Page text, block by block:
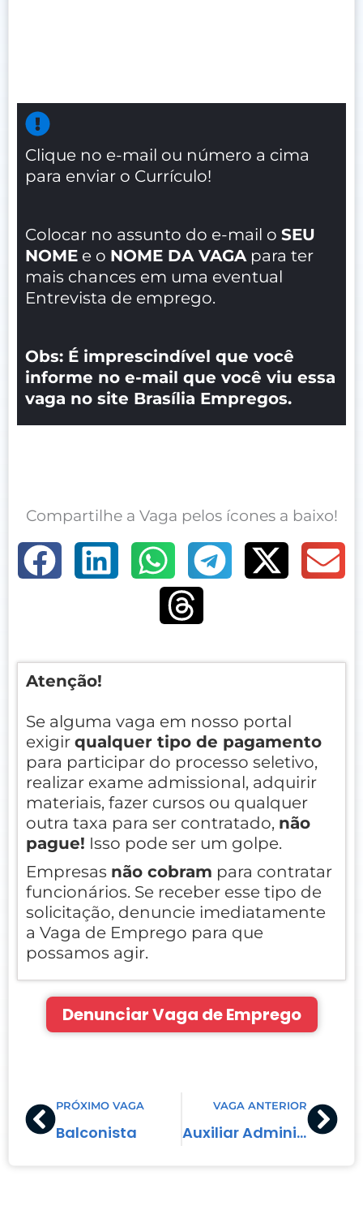
Clique no e-mail ou número a cima
para enviar o Currículo!
Colocar no assunto do e-mail o SEU
NOME e o NOME DA VAGA para ter
mais chances em uma eventual
Entrevista de emprego.
Obs: É imprescindível que você
informe no e-mail que você viu essa
vaga no site Brasília Empregos.
Compartilhe a Vaga pelos ícones a baixo!
Atenção!
Se alguma vaga em nosso portal
exigir qualquer tipo de pagamento
para participar do processo seletivo,
realizar exame admissional, adquirir
materiais, fazer cursos ou qualquer
outra taxa para ser contratado, não
pague! Isso pode ser um golpe.
Empresas não cobram para contratar
funcionários. Se receber esse tipo de
solicitação, denuncie imediatamente
a Vaga de Emprego para que
possamos agir.
Denunciar Vaga de Emprego
Prev
PRÓXIMO VAGA
Balconista
VAGA ANTERIOR
Auxiliar Administrativo Júnior